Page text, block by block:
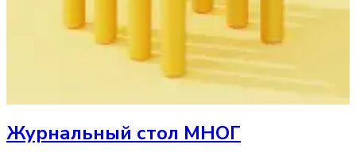
Журнальный стол МНОГ